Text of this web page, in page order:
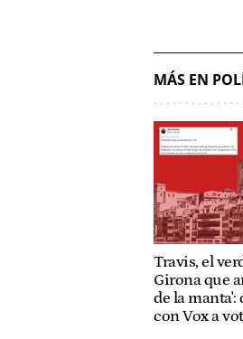
MÁS EN
Travis, el
Girona que
de la manta':
con Vox a